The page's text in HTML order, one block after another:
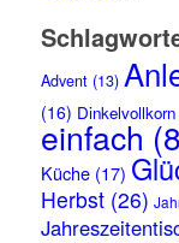
Advent(13)
(16) Dinkelvollkorn
einfach
Küche(17)
Herbst(26)